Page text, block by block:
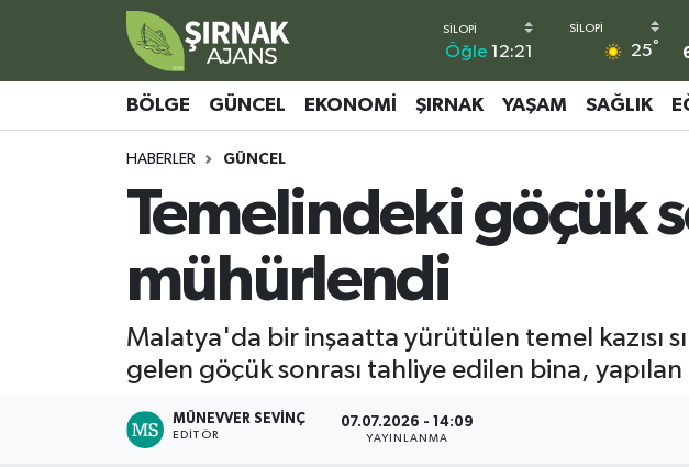
Öğle 12:21 25°
BÖLGE GÜNCEL EKONOMI ŞIRNAK YAŞAM SAĞLIK
HABERLER GÜNCEL
Temelindeki göçük
mühürlendi
Malatya'da bir inşaatta yürütülen temel kazısı
gelen göçük sonrası tahliye edilen bina,
MÜNEVVER SEVINÇ
EDITÖR
07.07.2026 - 14:09
YAYINLANMA
Bölge
Ekonomi
Şırnak Nöbetçi Eczaneler
Şirnak Namaz Vakitleri
Şırnak Trafik Yoğunluk Haritası
Süper Lig Puan Durumu ve Fikstür
Tüm Manşetler
Son Dakika Haberleri